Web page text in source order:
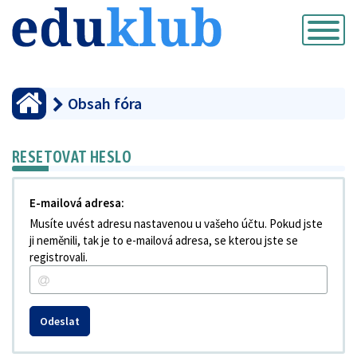
Přepnout
navigaci
Obsah fóra
RESETOVAT HESLO
E-mailová adresa:
Musíte uvést adresu nastavenou u vašeho účtu. Pokud jste
ji neměnili, tak je to e-mailová adresa, se kterou jste se
registrovali.
Odeslat